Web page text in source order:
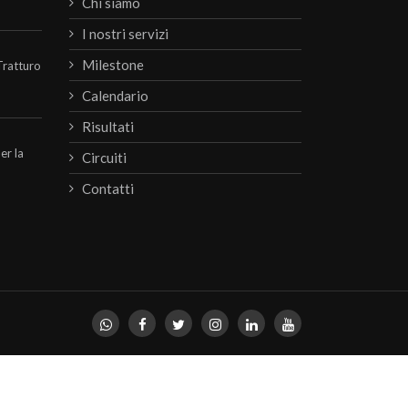
la
I nostri servizi
Milestone
Calendario
Risultati
Circuiti
Contatti